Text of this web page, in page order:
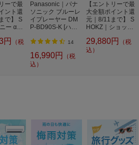
ーで最
ント還
で】 S
ー α67
円
（税
Panasonic｜パナ
ソニック ブルーレ
イプレーヤー DM
P-BD90S-K [ハイ
用...
14
16,990円
（税
込）
【エントリーで最
大全額ポイント還
元｜8/11まで】 S
HOKZ｜ショック
ス...
29,880円
（税
込）